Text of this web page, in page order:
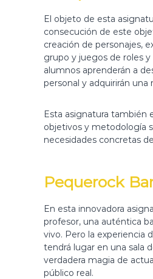
d
e
M
a
d
r
d
El objeto de esta
consecución de este
creación de personajes,
grupo y juegos de roles
alumnos aprenderán a
personal y adquirirán
Esta asignatura también
objetivos y metodología
necesidades concretas
Pequerock
En esta innovadora
profesor, una auténtica
vivo. Pero la experiencia
tendrá lugar en una sala
verdadera magia de
público real.